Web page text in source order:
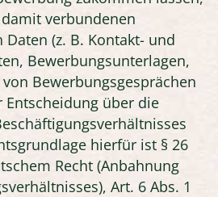
verbundenen
(z. B. Kontakt- und
Bewerbungsunterlagen,
Bewerbungsgesprächen
Entscheidung über die
hierfür ist § 26
Recht (Anbahnung
Art. 6 Abs. 1